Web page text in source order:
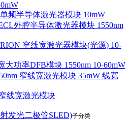
频半导体激光器模块 10mW
外腔半导体激光器模块 1550nm
窄线宽激光器模块(光源) 10-
大功率DFB模块 1550nm 10-60mW
窄线宽激光模块 35mW 线宽
线宽激光模块
发光二极管SLED)子分类